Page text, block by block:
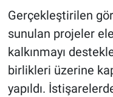
Gerçekleştirilen
sunulan projeler
kalkınmayı
birlikleri üzerine
yapıldı.